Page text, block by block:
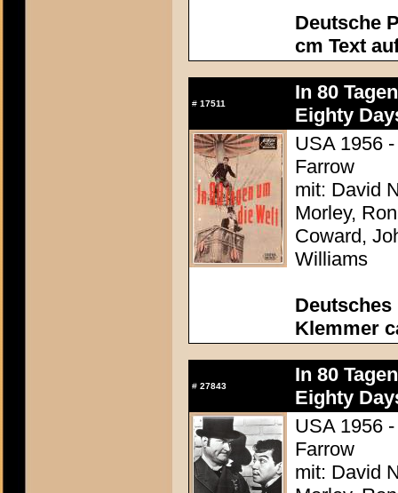
Deutsche
cm Text
# 17511
In 80
Eighty
USA 1956
Farrow
mit: David
Morley,
Coward,
Williams
Klemmer
# 27843
In 80
Eighty
USA 1956
Farrow
mit: David